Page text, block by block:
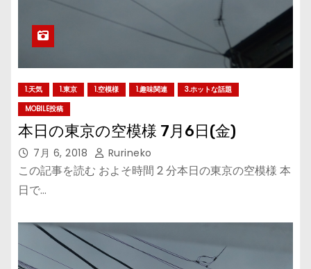
1.天気 1.東京 1.空模様 1.趣味関連
3.ホットな話題
MOBILE投稿
本日の東京の空模様 7月6日(金)
7月 6, 2018 Rurineko
この記事を読む およそ時間 2 分本日の東京の空模様 本
日で…